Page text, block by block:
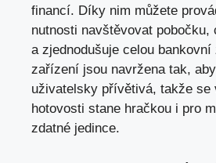
financí. Díky nim můžete
nutnosti navštěvovat
a zjednodušuje celou bankovní
zařízení jsou navržena tak,
uživatelsky přívětivá, takže se
hotovosti stane hračkou i pro
zdatné jedince.